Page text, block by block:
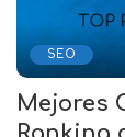
SEO
Mejores